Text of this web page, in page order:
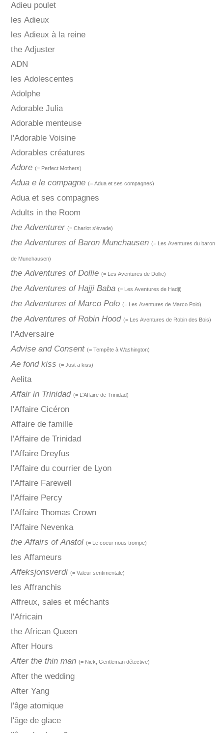
Adieu poulet
les Adieux
les Adieux à la reine
the Adjuster
ADN
les Adolescentes
Adolphe
Adorable Julia
Adorable menteuse
l'Adorable Voisine
Adorables créatures
Adore (= Perfect Mothers)
Adua e le compagne (= Adua et ses compagnes)
Adua et ses compagnes
Adults in the Room
the Adventurer (= Charlot s'évade)
the Adventures of Baron Munchausen (= Les Aventures du baron
de Munchausen)
the Adventures of Dollie (= Les Aventures de Dollie)
the Adventures of Hajji Baba (= Les Aventures de Hadji)
the Adventures of Marco Polo (= Les Aventures de Marco Polo)
the Adventures of Robin Hood (= Les Aventures de Robin des Bois)
l'Adversaire
Advise and Consent (= Tempête à Washington)
Ae fond kiss (= Just a kiss)
Aelita
Affair in Trinidad (= L'Affaire de Trinidad)
l'Affaire Cicéron
Affaire de famille
l'Affaire de Trinidad
l'Affaire Dreyfus
l'Affaire du courrier de Lyon
l'Affaire Farewell
l'Affaire Percy
l'Affaire Thomas Crown
l'Affaire Nevenka
the Affairs of Anatol (= Le coeur nous trompe)
les Affameurs
Affeksjonsverdi (= Valeur sentimentale)
les Affranchis
Affreux, sales et méchants
l'Africain
the African Queen
After Hours
After the thin man (= Nick, Gentleman détective)
After the wedding
After Yang
l'âge atomique
l'âge de glace